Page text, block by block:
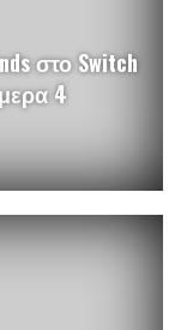
στο Switch
4